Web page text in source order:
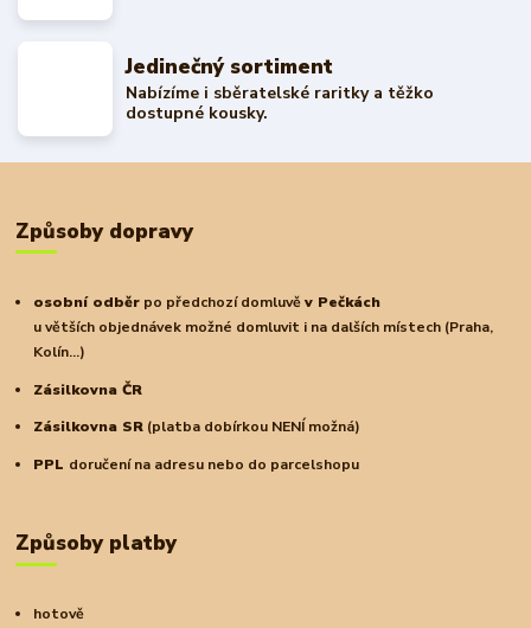
Jedinečný sortiment
Nabízíme i sběratelské raritky a těžko
dostupné kousky.
Způsoby dopravy
osobní odběr po předchozí domluvěv Pečkách
u větších objednávek možné domluvit i na dalších místech (Praha,
Kolín...)
Zásilkovna ČR
Zásilkovna SR (platba dobírkou NENÍ možná)
PPL doručení na adresu nebo do parcelshopu
Způsoby platby
hotově